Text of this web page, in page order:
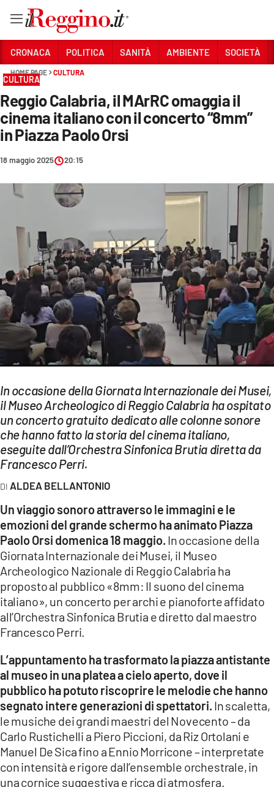
Sezioni
CRONACA
POLITICA
SANITÀ
AMBIENTE
CULTURA
ECONOMIA E LAVORO
EVENTI
SPORT
Streaming
LAC NETWORK
LAC ONAIR
LaC
Network
LACPLAY.IT
LACTV.IT
LACONAIR.IT
LACITYMAG.IT
ILREGGINO.IT
COSENZACHANNEL.IT
CATANZAROCHANNEL.IT
LACAPITALENEWS.IT
App
ANDROID
CRONACA POLITICA SANITÀ AMBIENTE SOCIETÀ
HOME PAGE CULTURA
CULTURA
Reggio Calabria, il MArRC omaggia il
cinema italiano con il concerto “8mm”
in Piazza Paolo Orsi
18 maggio 2025 20:15
In occasione della Giornata Internazionale dei Musei,
il Museo Archeologico di Reggio Calabria ha ospitato
un concerto gratuito dedicato alle colonne sonore
che hanno fatto la storia del cinema italiano,
eseguite dall’Orchestra Sinfonica Brutia diretta da
Francesco Perri.
ALDEA BELLANTONIO
Un viaggio sonoro attraverso le immagini e le
emozioni del grande schermo ha animato Piazza
Paolo Orsi domenica 18 maggio. In occasione della
Giornata Internazionale dei Musei, il Museo
Archeologico Nazionale di Reggio Calabria ha
proposto al pubblico «8mm: Il suono del cinema
italiano», un concerto per archi e pianoforte affidato
all’Orchestra Sinfonica Brutia e diretto dal maestro
Francesco Perri.
L’appuntamento ha trasformato la piazza antistante
al museo in una platea a cielo aperto, dove il
pubblico ha potuto riscoprire le melodie che hanno
segnato intere generazioni di spettatori. In scaletta,
le musiche dei grandi maestri del Novecento – da
Carlo Rustichelli a Piero Piccioni, da Riz Ortolani e
Manuel De Sica fino a Ennio Morricone – interpretate
con intensità e rigore dall’ensemble orchestrale, in
una cornice suggestiva e ricca di atmosfera.